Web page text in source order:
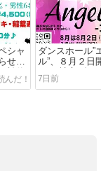
シャ
せ！
松伏
ダンスホール”
ル”、８月２日
た！ 社交ダン
吉川市
7日前